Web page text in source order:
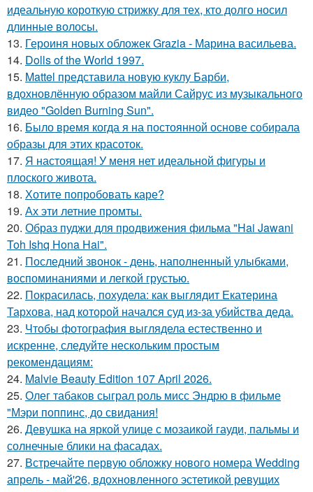
идеальную короткую стрижку для тех, кто долго носил
длинные волосы.
13. Героиня новых обложек Grazia - Марина васильева.
14. Dolls of the World 1997.
15. Mattel представила новую куклу Барби,
вдохновлённую образом майли Сайрус из музыкального
видео "Golden Burning Sun".
16. Было время когда я на постоянной основе собирала
образы для этих красоток.
17. Я настоящая! У меня нет идеальной фигуры и
плоского живота.
18. Хотите попробовать каре?
19. Ах эти летние промты.
20. Образ пуджи для продвижения фильма "Hai Jawani
Toh Ishq Hona Hai".
21. Последний звонок - день, наполненный улыбками,
воспоминаниями и легкой грустью.
22. Покрасилась, похудела: как выглядит Екатерина
Тархова, над которой начался суд из-за убийства деда.
23. Чтобы фотография выглядела естественно и
искренне, следуйте нескольким простым
рекомендациям:
24. Malvie Beauty Edition 107 April 2026.
25. Олег табаков сыграл роль мисс Эндрю в фильме
"Мэри поппинс, до свидания!
26. Девушка на яркой улице с мозаикой гауди, пальмы и
солнечные блики на фасадах.
27. Встречайте первую обложку нового номера Wedding
апрель - май'26, вдохновленного эстетикой ревущих